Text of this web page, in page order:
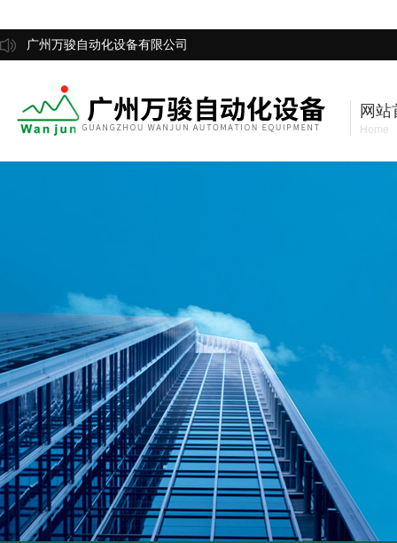
广州万骏自动化设备有限公司
网站
Home